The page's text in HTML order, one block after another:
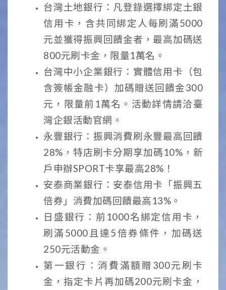
台灣土地銀行：凡登錄選擇綁定土銀
信用卡，含共同綁定人每刷滿5000
元並獲得振興回饋金者，最高加碼送
800元刷卡金，限量1萬名。
台灣中小企業銀行：實體信用卡（包
含簽帳金融卡）加碼贈送回饋金300
元，限量前1萬名。活動詳情請洽臺
灣企銀活動官網。
永豐銀行：振興消費刷永豐最高回饋
28%，特店刷卡分期享加碼10%，新
戶申辦SPORT卡享最高28%！
安泰商業銀行：安泰信用卡「振興五
倍券」消費加碼回饋最高13%。
日盛銀行：前1000名綁定信用卡，
刷滿5000且達5倍券條件，加碼送
250元活動金。
第一銀行：消費滿額贈300元刷卡
金，指定卡片再加碼200元刷卡金，